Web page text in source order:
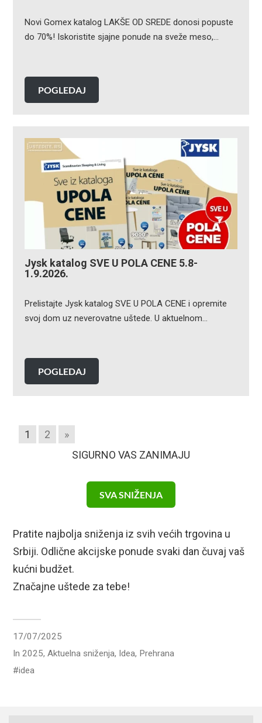
Novi Gomex katalog LAKŠE OD SREDE donosi popuste
do 70%! Iskoristite sjajne ponude na sveže meso,…
POGLEDAJ
Jysk katalog SVE U POLA CENE 5.8-
1.9.2026.
Prelistajte Jysk katalog SVE U POLA CENE i opremite
svoj dom uz neverovatne uštede. U aktuelnom…
POGLEDAJ
1 2
»
SIGURNO VAS ZANIMAJU
SVA SNIŽENJA
Pratite najbolja sniženja iz svih većih trgovina u
Srbiji. Odlične akcijske ponude svaki dan čuvaj vaš
kućni budžet.
Značajne uštede za tebe!
17/07/2025
In2025,Aktuelna sniženja, Idea, Prehrana
idea